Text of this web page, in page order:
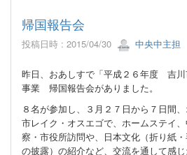
帰国報告会
投稿日時 : 2015/04/30 中央中主担
昨日、おあしすで「平成２６年度 吉
事業 帰国報告会がありました。
８名が参加し、３月２７日から７日間
市レイク・オスエゴで、ホームステイ
察・市役所訪問や、日本文化（折り紙
の披露）の紹介など、交流を通して感